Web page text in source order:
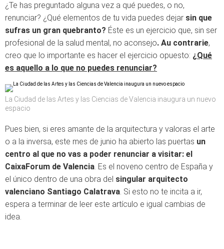
¿Te has preguntado alguna vez a qué puedes, o no,
renunciar? ¿Qué elementos de tu vida puedes dejar sin que
sufras un gran quebranto? Éste es un ejercicio que, sin ser
profesional de la salud mental, no aconsejo. Au contrarie,
creo que lo importante es hacer el ejercicio opuesto: ¿Qué
es aquello a lo que no puedes renunciar?
La Ciudad de las Artes y las Ciencias de Valencia inaugura un nuevo
espacio
Pues bien, si eres amante de la arquitectura y valoras el arte
o a la inversa, este mes de junio ha abierto las puertas un
centro al que no vas a poder renunciar a visitar: el
CaixaForum de Valencia. Es el noveno centro de España y
el único dentro de una obra del singular arquitecto
valenciano Santiago Calatrava. Si esto no te incita a ir,
espera a terminar de leer este artículo e igual cambias de
idea.